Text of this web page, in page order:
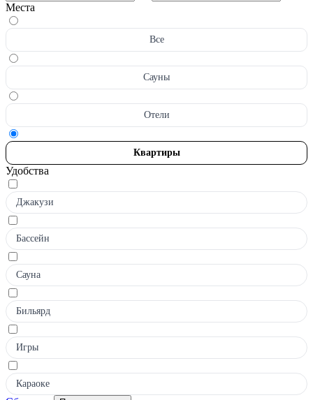
Места
Все
Сауны
Отели
Квартиры
Удобства
Джакузи
Бассейн
Сауна
Бильярд
Игры
Караоке